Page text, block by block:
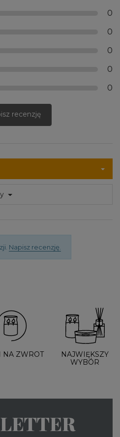
0
0
0
0
0
recenzję
Napisz recenzję.
NA ZWROT
NAJWIĘKSZY
WYBÓR